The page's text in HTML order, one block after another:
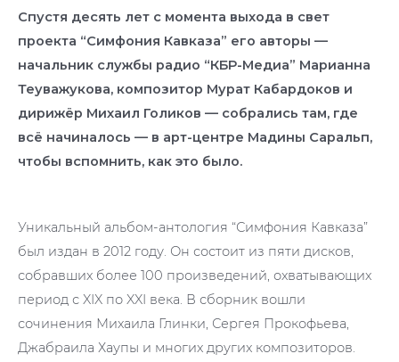
Спустя десять лет с момента выхода в свет
проекта “Симфония Кавказа” его авторы —
начальник службы радио “КБР-Медиа” Марианна
Теуважукова, композитор Мурат Кабардоков и
дирижёр Михаил Голиков — собрались там, где
всё начиналось — в арт-центре Мадины Саральп,
чтобы вспомнить, как это было.
Уникальный альбом-антология “Симфония Кавказа”
был издан в 2012 году. Он состоит из пяти дисков,
собравших более 100 произведений, охватывающих
период с XIX по XXI века. В сборник вошли
сочинения Михаила Глинки, Сергея Прокофьева,
Джабраила Хаупы и многих других композиторов.